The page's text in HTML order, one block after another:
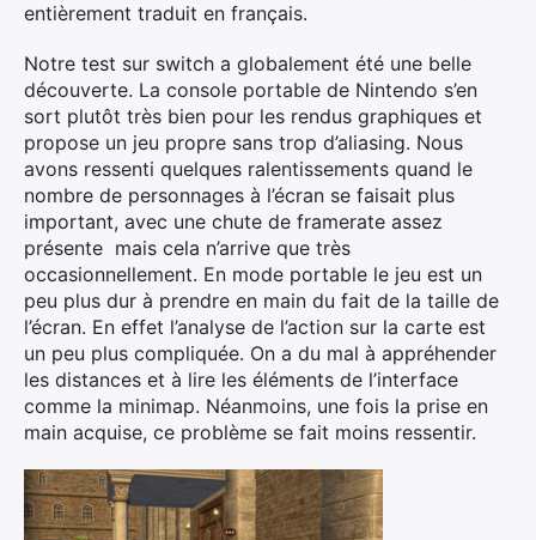
entièrement traduit en français.
Notre test sur switch a globalement été une belle
découverte. La console portable de Nintendo s’en
sort plutôt très bien pour les rendus graphiques et
propose un jeu propre sans trop d’aliasing. Nous
avons ressenti quelques ralentissements quand le
nombre de personnages à l’écran se faisait plus
important, avec une chute de framerate assez
présente mais cela n’arrive que très
occasionnellement. En mode portable le jeu est un
peu plus dur à prendre en main du fait de la taille de
l’écran. En effet l’analyse de l’action sur la carte est
un peu plus compliquée. On a du mal à appréhender
les distances et à lire les éléments de l’interface
comme la minimap. Néanmoins, une fois la prise en
main acquise, ce problème se fait moins ressentir.